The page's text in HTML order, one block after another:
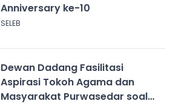
Anniversary ke-10
SELEB
Dewan Dadang Fasilitasi
Aspirasi Tokoh Agama dan
Masyarakat Purwasedar soal